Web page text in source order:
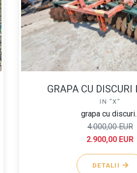
GRAPA CU
IN "X"
grapa cu
4.000,00 EUR
2.900,00 EUR
DETALII